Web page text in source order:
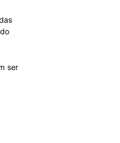
ser